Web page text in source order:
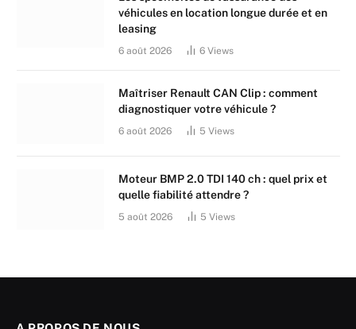
véhicules en location longue durée et en
leasing
6 août 2026 6 Views
Maîtriser Renault CAN Clip : comment
diagnostiquer votre véhicule ?
6 août 2026 5 Views
Moteur BMP 2.0 TDI 140 ch : quel prix et
quelle fiabilité attendre ?
5 août 2026 5 Views